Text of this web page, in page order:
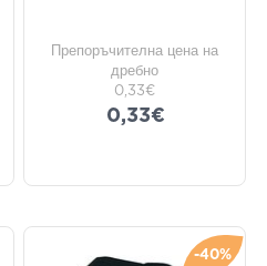
Препоръчителна цена на
дребно
0,33€
0,33€
-40%